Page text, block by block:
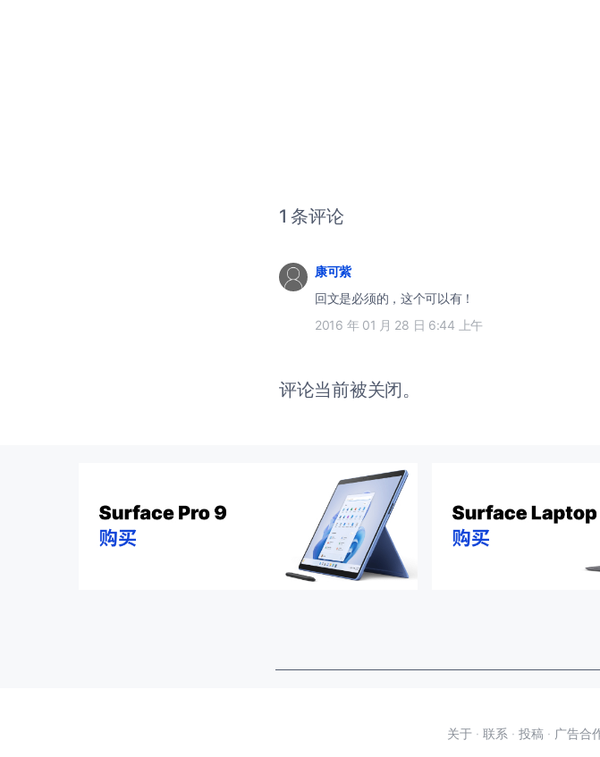
1 条评论
康可紫
回文是必须的，这个可以有！
2016 年 01 月 28 日 6:44 上午
评论当前被关闭。
关于 · 联系 · 投稿 · 广告合